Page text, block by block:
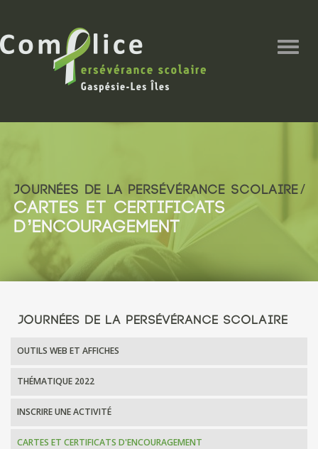
JOURNÉES DE LA PERSÉVÉRANCE SCOLAIRE
CARTES ET CERTIFICATS
D’ENCOURAGEMENT
JOURNÉES DE LA PERSÉVÉRANCE SCOLAIRE
OUTILS WEB ET AFFICHES
THÉMATIQUE 2022
INSCRIRE UNE ACTIVITÉ
CARTES ET CERTIFICATS D'ENCOURAGEMENT